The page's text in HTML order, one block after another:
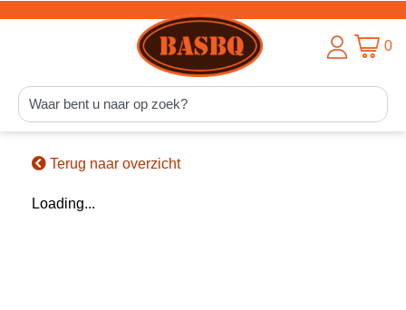
0
Terug naar overzicht
Loading...